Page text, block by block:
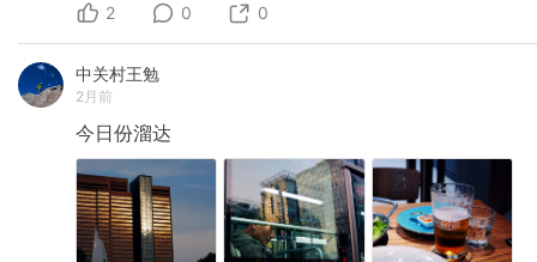
2 0 0
中关村王勉
2月前
今日份溜达